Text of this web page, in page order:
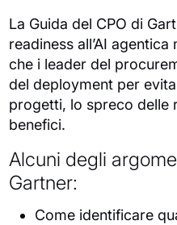
La Guida del CPO di
readiness all’AI
che i leader del
del deployment per
progetti, lo spreco delle
benefici.
Alcuni degli
Gartner:
Come identificare